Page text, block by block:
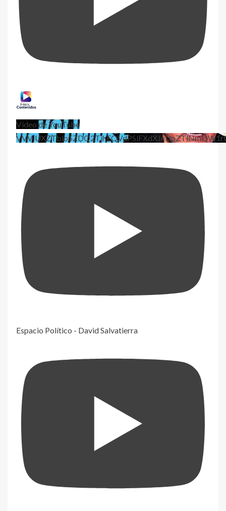
Vídeo de YouTube
Espacio Político - David Salvatierra